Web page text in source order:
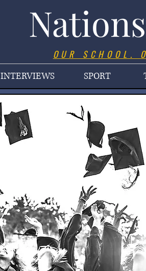
OUR SCHOOL.
INTERVIEWS SPORT
University